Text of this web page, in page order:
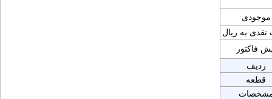
موجودی
به ریال
فاکتور
ردیف
قطعه